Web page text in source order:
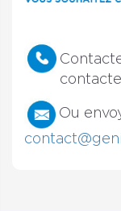
Ou